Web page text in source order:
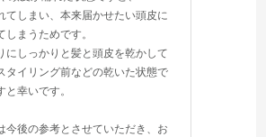
てしまい、本来届かせたい頭皮に
まうためです。
にしっかりと髪と頭皮を乾かして
タイリング前などの乾いた状態で
幸いです。
今後の参考とさせていただき、お